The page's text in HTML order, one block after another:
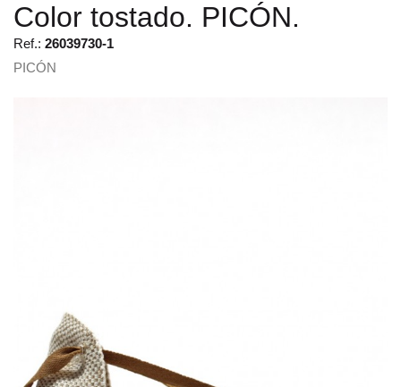
Color tostado. PICÓN.
Ref.: 26039730-1
PICÓN